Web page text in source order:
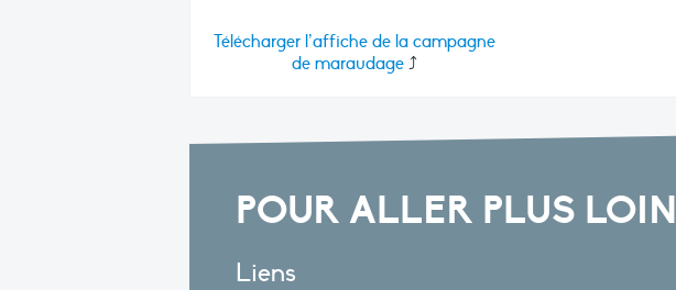
Télécharger l’affiche de la campagne
de maraudage ⤴️
POUR ALLER PLUS LOIN
Liens